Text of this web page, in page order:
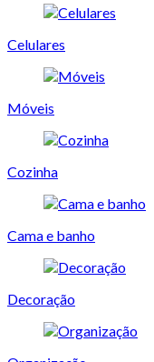
Celulares
Móveis
Cozinha
Cama e banho
Decoração